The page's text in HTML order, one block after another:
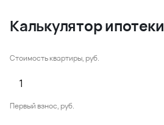
Калькулятор ипотеки
Стоимость квартиры, руб.
Первый взнос, руб.